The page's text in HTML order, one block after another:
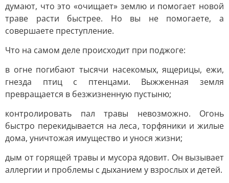
думают, что это «очищает» землю и помогает новой
траве расти быстрее. Но вы не помогаете, а
совершаете преступление.
Что на самом деле происходит при поджоге:
в огне погибают тысячи насекомых, ящерицы, ежи,
гнезда птиц с птенцами. Выжженная земля
превращается в безжизненную пустыню;
контролировать пал травы невозможно. Огонь
быстро перекидывается на леса, торфяники и жилые
дома, уничтожая имущество и унося жизни;
дым от горящей травы и мусора ядовит. Он вызывает
аллергии и проблемы с дыханием у взрослых и детей.